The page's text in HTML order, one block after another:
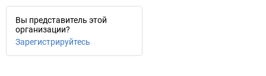
Вы представитель этой
организации?
Зарегистрируйтесь